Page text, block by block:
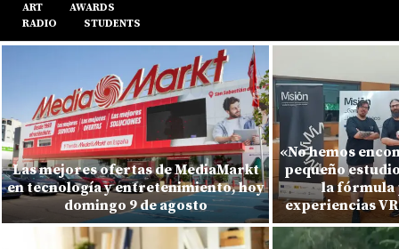
ART
AWARDS
RADIO
STUDENTS
Las mejores ofertas de MediaMarkt
en tecnología y entretenimiento, hoy
domingo 9 de agosto
«No hemos
pequeño
la fórmula
experiencias